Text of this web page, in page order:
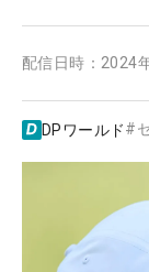
配信日時： 2024
DPワールド#